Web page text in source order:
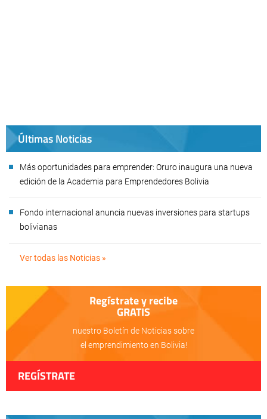
Últimas Noticias
Más oportunidades para emprender: Oruro inaugura una nueva
edición de la Academia para Emprendedores Bolivia
Fondo internacional anuncia nuevas inversiones para startups
bolivianas
Ver todas las Noticias »
Regístrate y recibe
GRATIS
nuestro Boletín de Noticias sobre
el emprendimiento en Bolivia!
REGÍSTRATE